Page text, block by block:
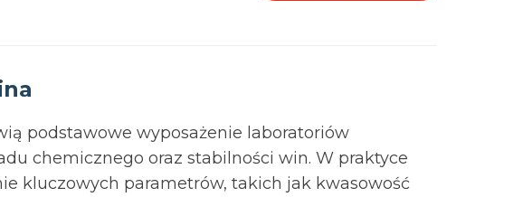
podstawowe wyposażenie laboratoriów
chemicznego oraz stabilności win. W praktyce
kluczowych parametrów, takich jak kwasowość